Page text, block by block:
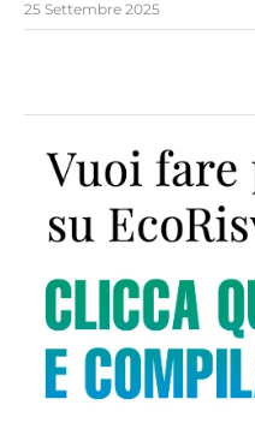
25 Settembre 2025